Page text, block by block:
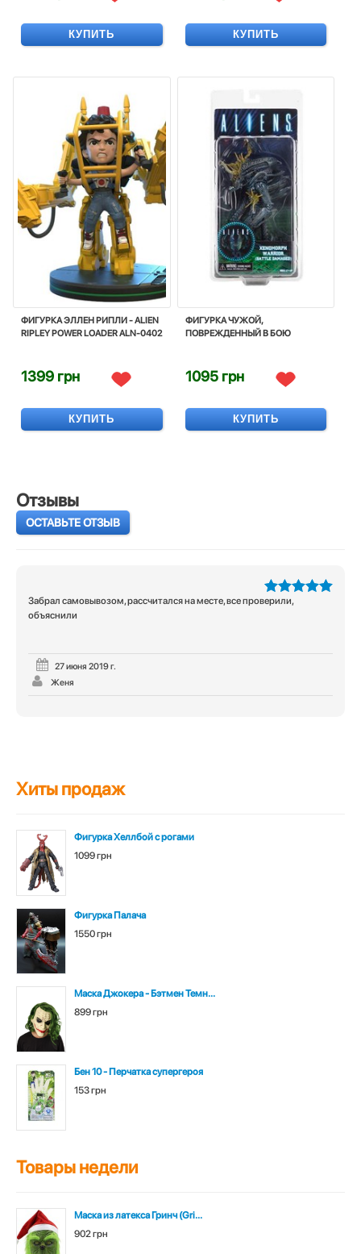
КУПИТЬ КУПИТЬ
ФИГУРКА ЭЛЛЕН РИПЛИ - ALIEN
RIPLEY POWER LOADER ALN-0402
1399 грн
КУПИТЬ
ФИГУРКА ЧУЖОЙ,
ПОВРЕЖДЕННЫЙ В БОЮ
1095 грн
КУПИТЬ
Отзывы
ОСТАВЬТЕ ОТЗЫВ
5из 5
Забрал самовывозом, рассчитался на месте, все проверили,
объяснили
27 июня 2019 г.
Женя
Хиты продаж
Фигурка Хеллбой с рогами
1099 грн
Фигурка Палача
1550 грн
Маска Джокера - Бэтмен Темн...
899 грн
Бен 10 - Перчатка супергероя
153 грн
Товары недели
Маска из латекса Гринч (Gri...
902 грн